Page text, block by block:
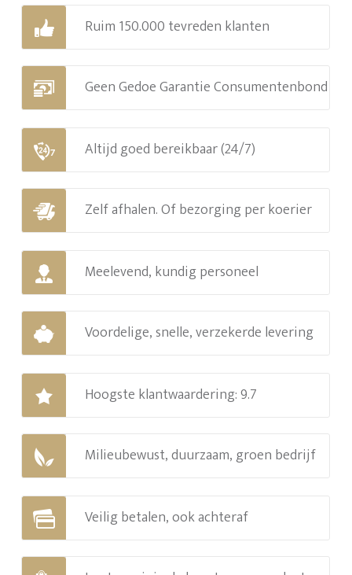
Ruim 150.000 tevreden klanten
Geen Gedoe Garantie Consumentenbond
Altijd goed bereikbaar (24/7)
Zelf afhalen. Of bezorging per koerier
Meelevend, kundig personeel
Voordelige, snelle, verzekerde levering
Hoogste klantwaardering: 9.7
Milieubewust, duurzaam, groen bedrijf
Veilig betalen, ook achteraf